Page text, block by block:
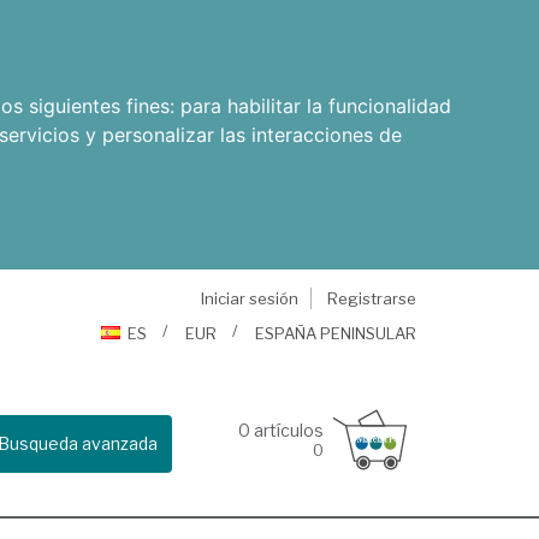
siguientes fines: para habilitar la funcionalidad
y personalizar las interacciones de
Iniciar sesión
Registrarse
ES
EUR ESPAÑA PENINSULAR
avanzada
0 artículos
0